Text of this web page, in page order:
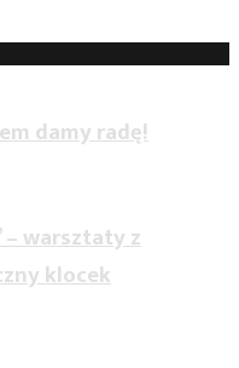
damy radę!
warsztaty z
klocek